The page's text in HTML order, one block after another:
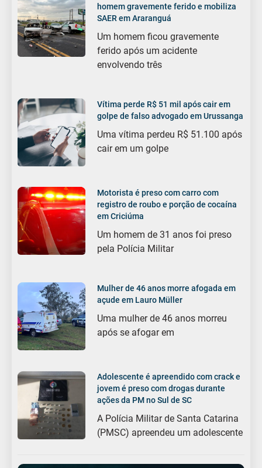
homem gravemente ferido e mobiliza
SAER em Araranguá
Um homem ficou gravemente
ferido após um acidente
envolvendo três
Vítima perde R$ 51 mil após cair em
golpe de falso advogado em Urussanga
Uma vítima perdeu R$ 51.100 após
cair em um golpe
Motorista é preso com carro com
registro de roubo e porção de cocaína
em Criciúma
Um homem de 31 anos foi preso
pela Polícia Militar
Mulher de 46 anos morre afogada em
açude em Lauro Müller
Uma mulher de 46 anos morreu
após se afogar em
Adolescente é apreendido com crack e
jovem é preso com drogas durante
ações da PM no Sul de SC
A Polícia Militar de Santa Catarina
(PMSC) apreendeu um adolescente